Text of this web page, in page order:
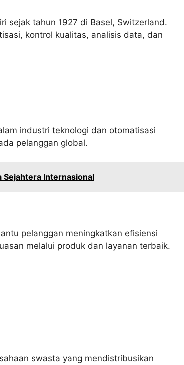
sejak tahun 1927 di Basel, Switzerland.
kontrol kualitas, analisis data, dan
industri teknologi dan otomatisasi
pelanggan global.
Sejahtera Internasional
pelanggan meningkatkan efisiensi
melalui produk dan layanan terbaik.
swasta yang mendistribusikan